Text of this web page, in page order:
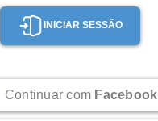
INICIAR SESSÃO
Continuar com Facebook